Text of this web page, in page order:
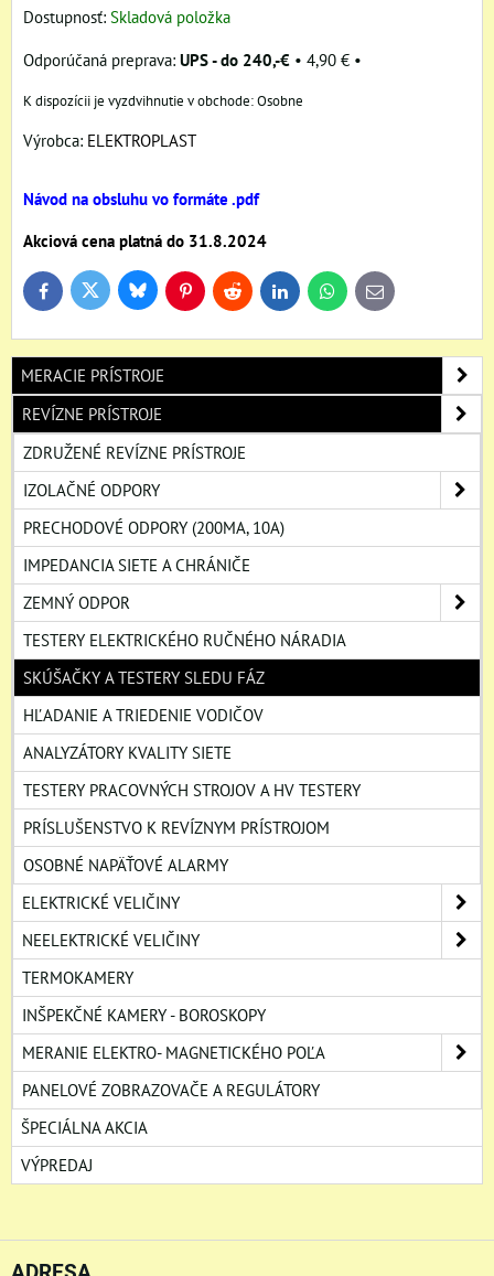
Dostupnosť: Skladová položka
UPS - do 240,-€ • 4,90 € •
Osobne
Výrobca: ELEKTROPLAST
Návod na obsluhu vo formáte .pdf
Akciová cena platná do 31.8.2024
FacebookTwitter BlueskyPinterestReddit LinkedInWhatsApp
E-
mail
MERACIE PRÍSTROJE
REVÍZNE PRÍSTROJE
ZDRUŽENÉ REVÍZNE PRÍSTROJE
IZOLAČNÉ ODPORY
PRECHODOVÉ ODPORY (200MA, 10A)
IMPEDANCIA SIETE A CHRÁNIČE
ZEMNÝ ODPOR
TESTERY ELEKTRICKÉHO RUČNÉHO NÁRADIA
SKÚŠAČKY A TESTERY SLEDU FÁZ
HĽADANIE A TRIEDENIE VODIČOV
ANALYZÁTORY KVALITY SIETE
TESTERY PRACOVNÝCH STROJOV A HV TESTERY
PRÍSLUŠENSTVO K REVÍZNYM PRÍSTROJOM
OSOBNÉ NAPÄŤOVÉ ALARMY
ELEKTRICKÉ VELIČINY
NEELEKTRICKÉ VELIČINY
TERMOKAMERY
INŠPEKČNÉ KAMERY - BOROSKOPY
MERANIE ELEKTRO- MAGNETICKÉHO POĽA
PANELOVÉ ZOBRAZOVAČE A REGULÁTORY
ŠPECIÁLNA AKCIA
VÝPREDAJ